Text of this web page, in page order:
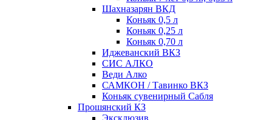
Шахназарян ВКД
Коньяк 0,5 л
Коньяк 0,25 л
Коньяк 0,70 л
Иджеванский ВКЗ
СИС АЛКО
Веди Алко
САМКОН / Тавинко ВКЗ
Коньяк сувенирный Сабля
Прошянский КЗ
Эксклюзив